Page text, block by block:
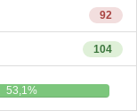
92
104
53,1%